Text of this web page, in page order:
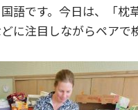
語です。今日は、「
に注目しながらペアで